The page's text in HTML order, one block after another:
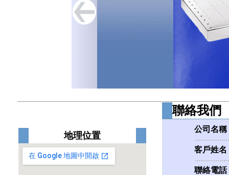
地理位置
聯絡我們
公司名稱
客戶姓名
聯絡電話